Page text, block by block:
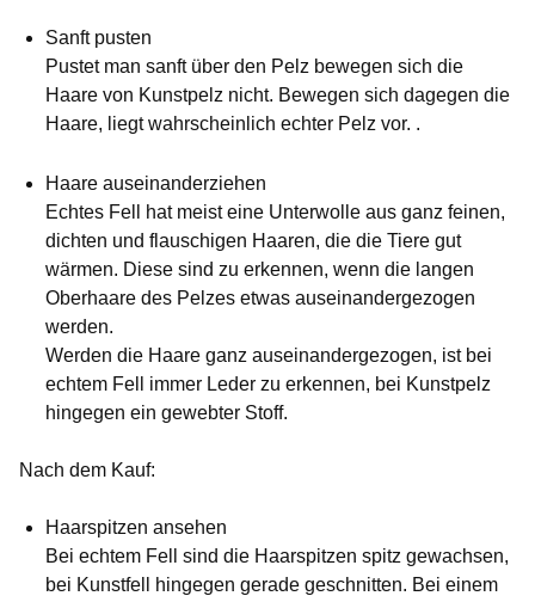
Sanft pusten
Pustet man sanft über den Pelz bewegen sich die
Haare von Kunstpelz nicht. Bewegen sich dagegen die
Haare, liegt wahrscheinlich echter Pelz vor. .
Haare auseinanderziehen
Echtes Fell hat meist eine Unterwolle aus ganz feinen,
dichten und flauschigen Haaren, die die Tiere gut
wärmen. Diese sind zu erkennen, wenn die langen
Oberhaare des Pelzes etwas auseinandergezogen
werden.
Werden die Haare ganz auseinandergezogen, ist bei
echtem Fell immer Leder zu erkennen, bei Kunstpelz
hingegen ein gewebter Stoff.
Nach dem Kauf:
Haarspitzen ansehen
Bei echtem Fell sind die Haarspitzen spitz gewachsen,
bei Kunstfell hingegen gerade geschnitten. Bei einem